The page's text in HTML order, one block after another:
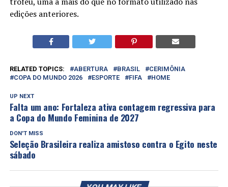
edições anteriores.
RELATED TOPICS: ABERTURA BRASIL
CERIMÔNIA
COPA DO MUNDO 2026
ESPORTE FIFA HOME
UP NEXT
Falta um ano: Fortaleza ativa contagem regressiva para
a Copa do Mundo Feminina de 2027
DON'T MISS
Seleção Brasileira realiza amistoso contra o Egito neste
sábado